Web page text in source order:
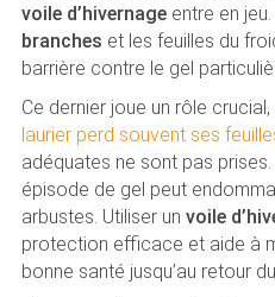
voile d’hivernageentre en
branches et les feuilles du
barrière contre le gel
Ce dernier joue un rôle
laurier perd souvent ses
adéquates ne sont pas
épisode de gel peut
arbustes. Utiliser un voile
protection efficace et aide à
bonne santé jusqu’au retour